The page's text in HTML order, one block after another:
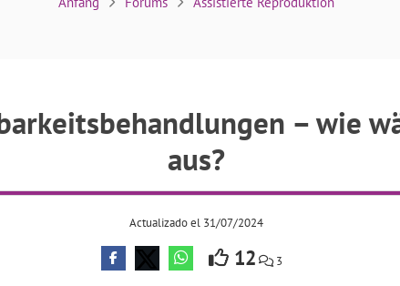
– wie
aus?
Actualizado el 31/07/2024
12 3